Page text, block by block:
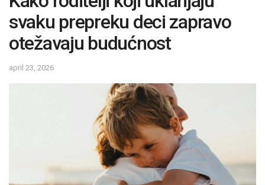
svaku prepreku deci zapravo
otežavaju budućnost
april 23, 2026